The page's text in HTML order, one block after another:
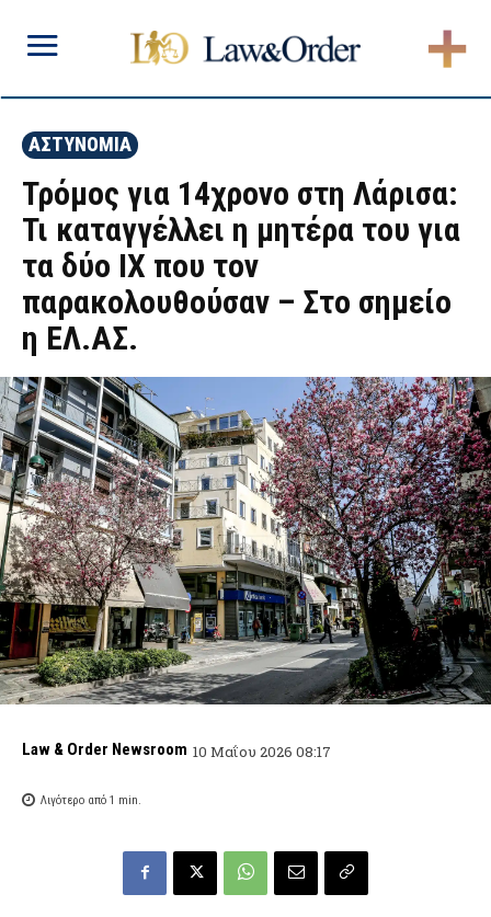
ΑΣΤΥΝΟΜΙΑ
Τρόμος για 14χρονο στη Λάρισα:
Τι καταγγέλλει η μητέρα του για
τα δύο ΙΧ που τον
παρακολουθούσαν – Στο σημείο
η ΕΛ.ΑΣ.
Law & Order Newsroom 10 Μαΐου 2026 08:17
Λιγότερο από 1 min.